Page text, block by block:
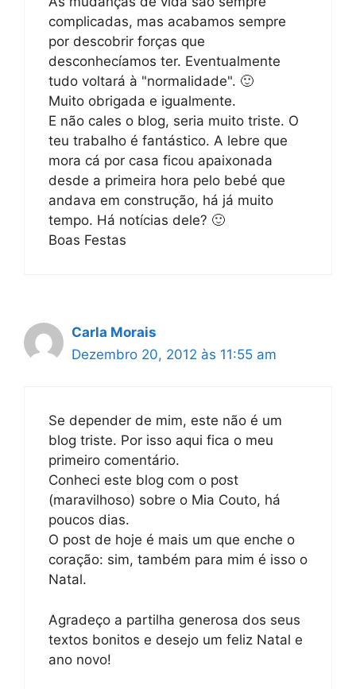
complicadas, mas acabamos sempre
por descobrir forças que
desconhecíamos ter. Eventualmente
tudo voltará à "normalidade". 🙂
Muito obrigada e igualmente.
E não cales o blog, seria muito triste. O
teu trabalho é fantástico. A lebre que
mora cá por casa ficou apaixonada
desde a primeira hora pelo bebé que
andava em construção, há já muito
tempo. Há notícias dele? 🙂
Boas Festas
Carla Morais
Dezembro 20, 2012 às 11:55 am
Se depender de mim, este não é um
blog triste. Por isso aqui fica o meu
primeiro comentário.
Conheci este blog com o post
(maravilhoso) sobre o Mia Couto, há
poucos dias.
O post de hoje é mais um que enche o
coração: sim, também para mim é isso o
Natal.
Agradeço a partilha generosa dos seus
textos bonitos e desejo um feliz Natal e
ano novo!